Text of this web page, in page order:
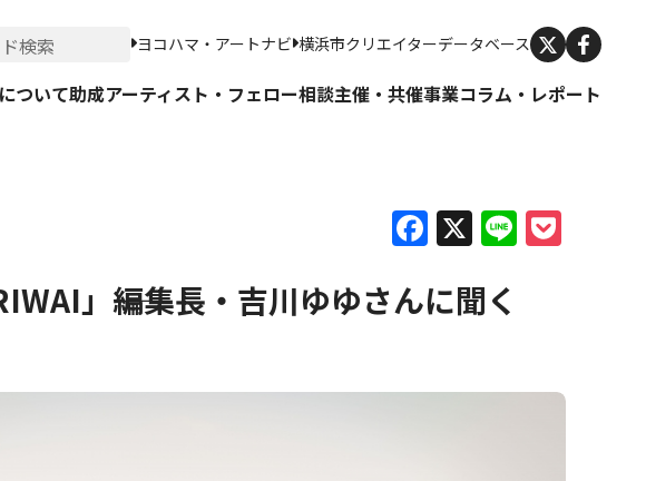
ヨコハマ・アートナビ 横浜市クリエイターデータベース
ついて助成アーティスト・フェロー相談主催・共催事業コラム・レポート
Facebook
X Line
」――編集長・吉川ゆゆさんに聞く